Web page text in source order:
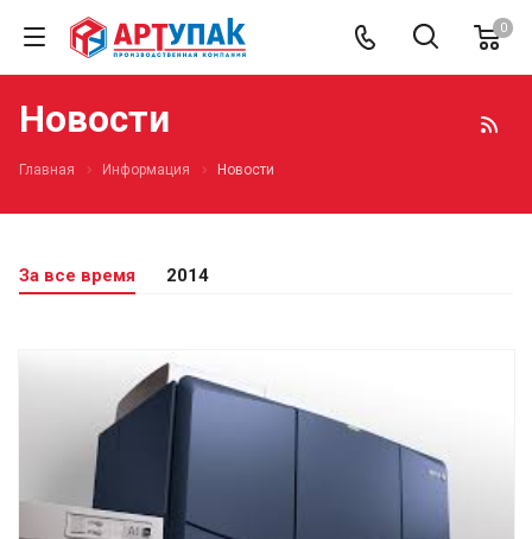
0
Новости
Главная Информация Новости
За все время 2014